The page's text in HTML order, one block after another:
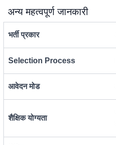
अन्य महत्वपूर्ण जानकारी
भर्ती प्रकार
Selection Process
आवेदन मोड
शैक्षिक योग्यता